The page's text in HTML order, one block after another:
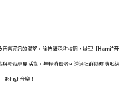
樂資訊的渴望，除持續深耕校園，辦理 【Hami+
粉絲專屬活動，年輕消費者可透過社群隨時隨地
起high音樂！